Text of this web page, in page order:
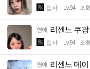
입사 Lv.94 조
연예 리센느 쿠
입사 Lv.94 조
연예 리센느 메